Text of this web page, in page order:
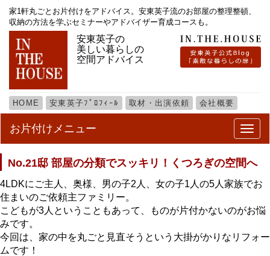
家1軒丸ごとお片付けをアドバイス。安東英子流のお部屋の整理整頓、
収納の方法を学ぶセミナーやアドバイザー育成コースも。
安東英子の
美しい暮らしの
空間アドバイス
HOME 安東英子ﾌﾟﾛﾌｨｰﾙ 取材・出演依頼 会社概要
メ
ニ
ー
お片付けメニュー
No.21邸 部屋の分類でスッキリ！くつろぎの空間へ
4LDKにご主人、奥様、男の子2人、女の子1人の5人家族でお
住まいのご依頼主ファミリー。
こどもが3人ということもあって、ものが片付かないのがお悩
みです。
今回は、家の中を丸ごと見直そうという大掛がかりなリフォー
ムです！